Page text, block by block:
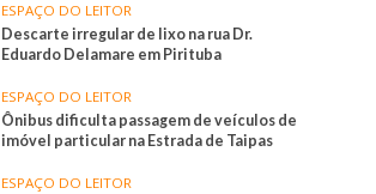
ESPAÇO DO LEITOR
Descarte irregular de lixo na rua Dr.
Eduardo Delamare em Pirituba
ESPAÇO DO LEITOR
Ônibus dificulta passagem de veículos de
imóvel particular na Estrada de Taipas
ESPAÇO DO LEITOR